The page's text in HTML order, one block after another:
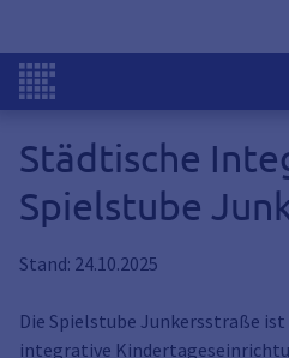
Städtische
Spielstube
Stand: 24.10.2025
Die Spielstube Junkersstraße
integrative